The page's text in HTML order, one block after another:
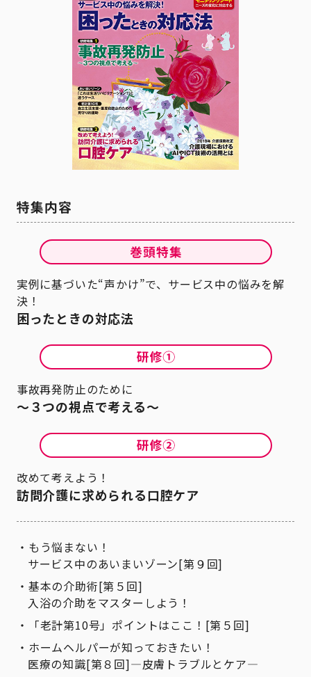
実例に基づいた“声かけ”で、サービス中の悩みを解
決！
困ったときの対応法
事故再発防止のために
～３つの視点で考える～
改めて考えよう！
訪問介護に求められる口腔ケア
もう悩まない！
サービス中のあいまいゾーン[第９回]
基本の介助術[第５回]
入浴の介助をマスターしよう！
「老計第10号」ポイントはここ！[第５回]
ホームヘルパーが知っておきたい！
医療の知識[第８回]―皮膚トラブルとケア―